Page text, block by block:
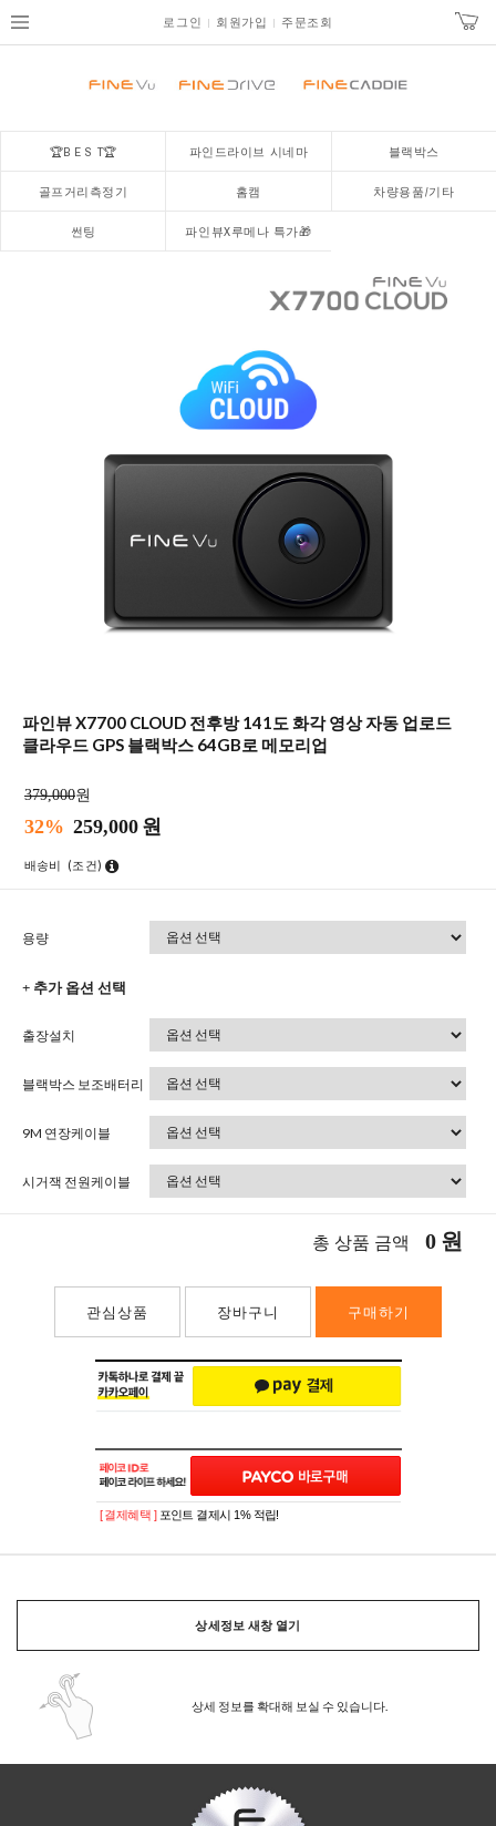
로그인 회원가입 주문조회
🏆B E S T🏆 파인드라이브 시네마 블랙박스
골프거리측정기 홈캠 차량용품/기타
썬팅 파인뷰X루메나 특가🎁
파인뷰 X7700 CLOUD 전후방 141도 화각 영상 자동 업로드
클라우드 GPS 블랙박스 64GB로 메모리업
379,000원
32% 259,000 원
배송비 (조건)
용량
+ 추가 옵션 선택
출장설치
블랙박스 보조배터리
9M 연장케이블
시거잭 전원케이블
총 상품 금액 0 원
관심상품 장바구니 구매하기
[ 결제혜택 ] 포인트 결제시 1% 적립!
상세정보 새창 열기
상세 정보를 확대해 보실 수 있습니다.